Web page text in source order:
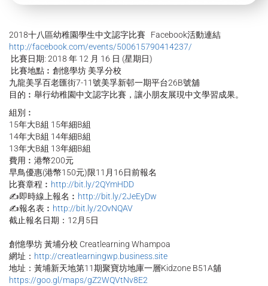
2018十八區幼稚園學生中文認字比賽 Facebook活動連結
http://facebook.com/events/500615790414237/
比賽日期: 2018 年 12 月 16 日 (星期日)
比賽地點︰創憶學坊 美孚分校
九龍美孚百老匯街7-11號美孚新邨一期平台26B號舖
目的︰舉行幼稚園中文認字比賽，讓小朋友展現中文學習成果。
組別︰
15年大B組 15年細B組
14年大B組 14年細B組
13年大B組 13年細B組
費用︰港幣200元
早鳥優惠(港幣150元)限11月16日前報名
比賽章程︰ http://bit.ly/2QYmHDD
✍即時線上報名︰ http://bit.ly/2JeEyDw
✍報名表︰ http://bit.ly/2OvNQAV
截止報名日期：12月5日
創憶學坊 黃埔分校 Creatlearning Whampoa
網址： http://creatlearningwp.business.site
地址：黃埔新天地第11期聚寶坊地庫一層Kidzone B51A舖
https://goo.gl/maps/gZ2WQVtNv8E2